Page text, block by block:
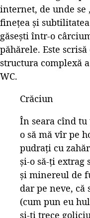
internet, de unde se
finețea și
găsești într-o
păhărele. Este
structura complexă
WC.
Crăciun
În seara cînd
o să mă vîr pe
pudrați cu
și-o să-ți extrag
și minereul de
dar pe neve, că
(cum pun eu
și-ți trece